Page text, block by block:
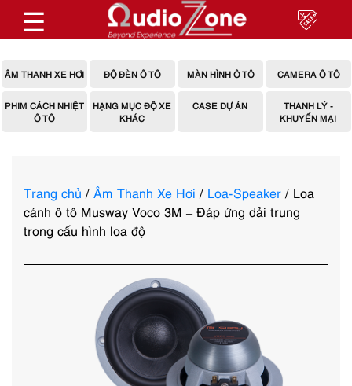
☰
ÂM THANH XE HƠI ĐỘ ĐÈN Ô TÔ MÀN HÌNH Ô TÔ CAMERA Ô TÔ
PHIM CÁCH NHIỆT
Ô TÔ
HẠNG MỤC ĐỘ XE
KHÁC
CASE DỰ ÁN
THANH LÝ -
KHUYẾN MẠI
Trang chủ / Âm Thanh Xe Hơi / Loa-Speaker / Loa
cánh ô tô Musway Voco 3M – Đáp ứng dải trung
trong cấu hình loa độ